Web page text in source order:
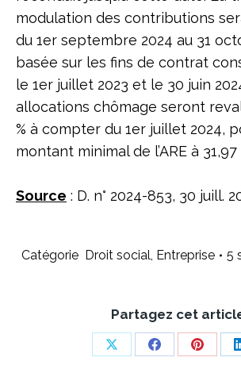
modulation des contributions
du 1er septembre 2024 au 31
basée sur les fins de contrat
le 1er juillet 2023 et le 30 juin
allocations chômage seront
% à compter du 1er juillet 2024,
montant minimal de l’ARE à
Source : D. n° 2024-853, 30 juill.
Catégorie Droit social, Entreprise 5
Partagez cet
Share
Share
Share